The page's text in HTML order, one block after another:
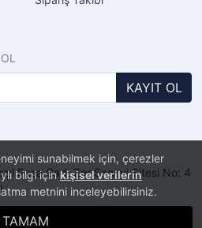
sunabilmek için, çerezler
bilgi içinkişisel verilerin
metnini inceleyebilirsiniz.
TAMAM
KAYIT OL
Paşa Cad. Zer Sanayi Sitesi No: 4